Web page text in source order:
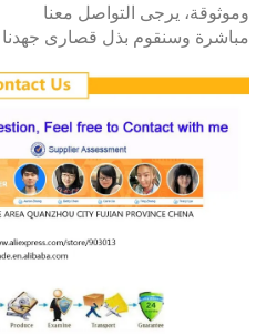
التواصل معنا
بذل قصارى جهدنا لمساعدتك